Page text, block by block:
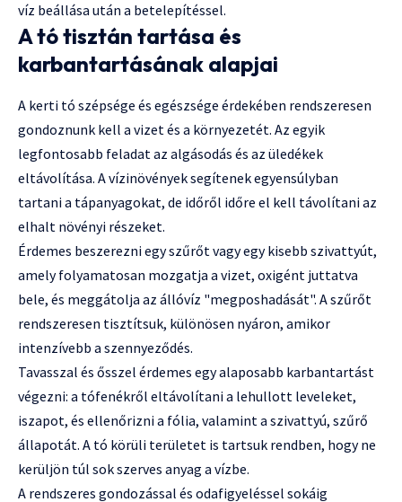
víz beállása után a betelepítéssel.
A tó tisztán tartása és
karbantartásának alapjai
A kerti tó szépsége és egészsége érdekében rendszeresen
gondoznunk kell a vizet és a környezetét. Az egyik
legfontosabb feladat az algásodás és az üledékek
eltávolítása. A vízinövények segítenek egyensúlyban
tartani a tápanyagokat, de időről időre el kell távolítani az
elhalt növényi részeket.
Érdemes beszerezni egy szűrőt vagy egy kisebb szivattyút,
amely folyamatosan mozgatja a vizet, oxigént juttatva
bele, és meggátolja az állóvíz "megposhadását". A szűrőt
rendszeresen tisztítsuk, különösen nyáron, amikor
intenzívebb a szennyeződés.
Tavasszal és ősszel érdemes egy alaposabb karbantartást
végezni: a tófenékről eltávolítani a lehullott leveleket,
iszapot, és ellenőrizni a fólia, valamint a szivattyú, szűrő
állapotát. A tó körüli területet is tartsuk rendben, hogy ne
kerüljön túl sok szerves anyag a vízbe.
A rendszeres gondozással és odafigyeléssel sokáig